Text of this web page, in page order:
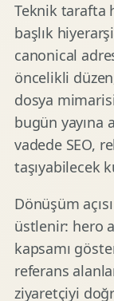
Teknik tarafta
başlık
canonical
öncelikli
dosya
bugün yayına
vadede SEO,
taşıyabilecek
Dönüşüm
üstlenir: hero
kapsamı
referans
ziyaretçiyi